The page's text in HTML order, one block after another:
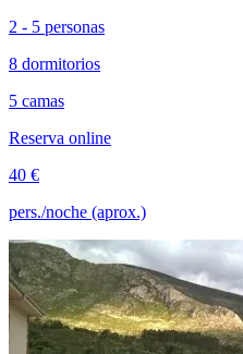
2 - 5 personas
8 dormitorios
5 camas
Reserva online
40 €
pers./noche (aprox.)